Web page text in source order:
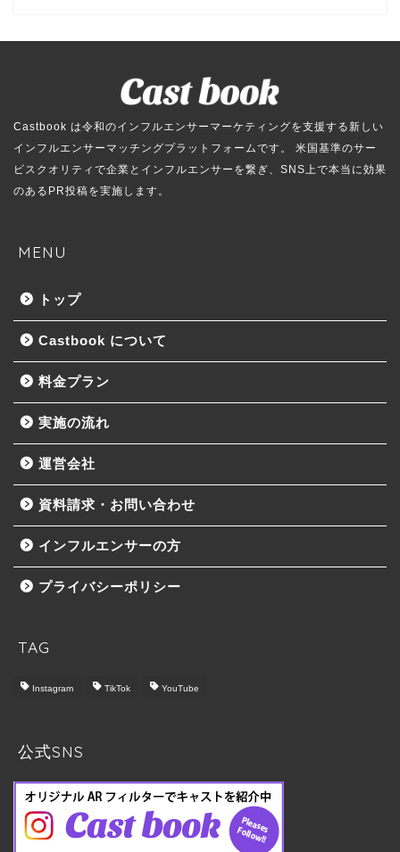
Castbook は令和のインフルエンサーマーケティングを支援する新しい
インフルエンサーマッチングプラットフォームです。 米国基準のサー
ビスクオリティで企業とインフルエンサーを繋ぎ、SNS上で本当に効果
のあるPR投稿を実施します。
MENU
トップ
Castbook について
料金プラン
実施の流れ
運営会社
資料請求・お問い合わせ
インフルエンサーの方
プライバシーポリシー
TAG
Instagram TikTok YouTube
公式SNS
料金プラン
実施の流れ